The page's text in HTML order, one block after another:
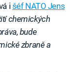
i šéf NATO Jens
chemických
bude
zbraně a